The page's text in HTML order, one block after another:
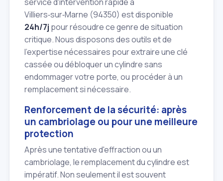
Villiers‑sur‑Marne (94350) est disponible
24h/7j pour résoudre ce genre de situation
critique. Nous disposons des outils et de
l'expertise nécessaires pour extraire une clé
cassée ou débloquer un cylindre sans
endommager votre porte, ou procéder à un
remplacement si nécessaire.
Renforcement de la sécurité: après
un cambriolage ou pour une meilleure
protection
Après une tentative d'effraction ou un
cambriolage, le remplacement du cylindre est
impératif. Non seulement il est souvent